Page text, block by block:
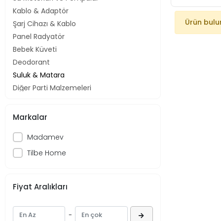
Kablo & Adaptör
Şarj Cihazı & Kablo
Panel Radyatör
Bebek Küveti
Deodorant
Suluk & Matara
Diğer Parti Malzemeleri
Takım Çantaları & Avadanlıklar
Ofis Sarf Tüketim Malzemeleri
Tesbih
Masaj Aleti
Tartılar
Markalar
Madamev
Tilbe Home
Fiyat Aralıkları
-
Ürün